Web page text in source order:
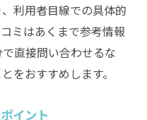
利用者目線での具体的
ミはあくまで参考情報
直接問い合わせるな
をおすすめします。
イント